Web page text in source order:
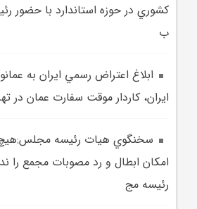
کشوري در حوزه استاندارد با حضور
ب
ابلاغ اعتراض رسمي ايران به
ايران، کاردار موقت سفارت عمان در
سخنگوي هيات رئيسه مجلس:هيچ
امکان ابطال و رد مصوبات مجمع را
رئيسه مج